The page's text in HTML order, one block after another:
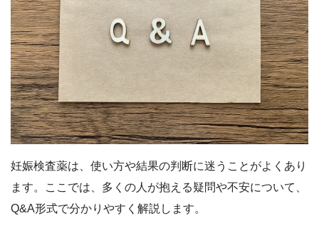
妊娠検査薬は、使い方や結果の判断に迷うことがよくあり
ます。ここでは、多くの人が抱える疑問や不安について、
Q&A形式で分かりやすく解説します。